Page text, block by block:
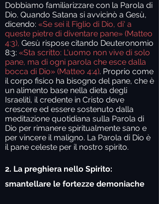
Dobbiamo familiarizzare con la Parola di
Dio. Quando Satana si avvicinò a Gesù,
dicendo: «Se sei il Figlio di Dio, di' a
queste pietre di diventare pane» (Matteo
4:3), Gesù rispose citando Deuteronomio
8:3: «Sta scritto: L'uomo non vive di solo
pane, ma di ogni parola che esce dalla
bocca di Dio» (Matteo 4:4). Proprio come
il corpo fisico ha bisogno del pane, che è
un alimento base nella dieta degli
Israeliti, il credente in Cristo deve
crescere ed essere sostenuto dalla
meditazione quotidiana sulla Parola di
Dio per rimanere spiritualmente sano e
per vincere il maligno. La Parola di Dio è
il pane celeste per il nostro spirito.
2. La preghiera nello Spirito:
smantellare le fortezze demoniache